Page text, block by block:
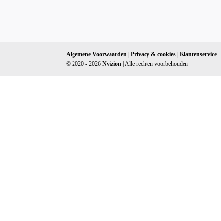
Algemene Voorwaarden |Privacy & cookies |Klantenservice
© 2020 - 2026Nvizion | Alle rechten voorbehouden